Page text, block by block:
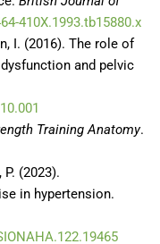
410X.1993.tb15880.x
I. (2016). The role of
and pelvic
Training Anatomy.
(2023).
in hypertension.